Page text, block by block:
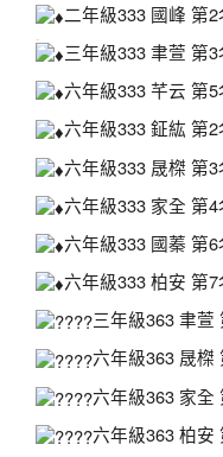
二年級333 國峰 第2
三年級333 聿萱 第3
六年級333 芊云 第5
六年級333 鉦紘 第2
六年級333 晟榤 第3
六年級333 家全 第4
六年級333 國蓁 第6
六年級333 柏安 第7
三年級363 聿萱
六年級363 晟榤
六年級363 家全
六年級363 柏安